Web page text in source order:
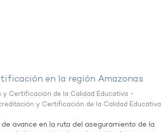
en la región Amazonas
y Certificación de la Calidad Educativa -
y Certificación de la Calidad Educativa
avance en la ruta del aseguramiento de la